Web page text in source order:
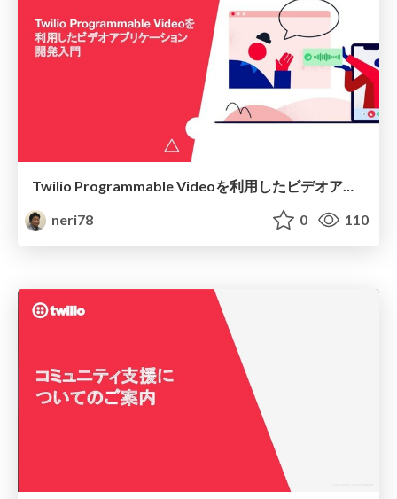
neri78
0 110